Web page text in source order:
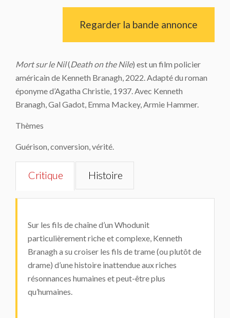
Regarder la bande annonce
Mort sur le Nil(Death on the Nile) est un film policier
américain de Kenneth Branagh, 2022. Adapté du roman
éponyme d’Agatha Christie, 1937. Avec Kenneth
Branagh, Gal Gadot, Emma Mackey, Armie Hammer.
Thèmes
Guérison, conversion, vérité.
Critique Histoire
Sur les fils de chaîne d’un Whodunit
particulièrement riche et complexe, Kenneth
Branagh a su croiser les fils de trame (ou plutôt de
drame) d’une histoire inattendue aux riches
résonnances humaines et peut-être plus
qu’humaines.